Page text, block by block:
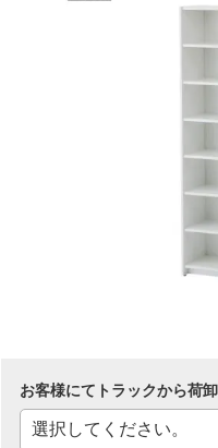
お客様にてトラックから荷